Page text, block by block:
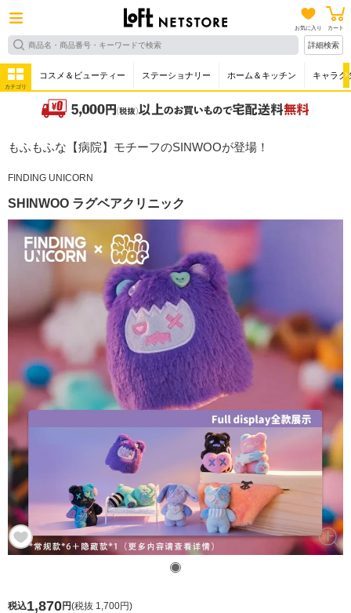
お気に入り カート
詳細検索
カテゴリ
コスメ＆ビューティー ステーショナリー ホーム＆キッチン キャラク
もふもふな【病院】モチーフのSINWOOが登場！
FINDING UNICORN
SHINWOO ラグベアクリニック
税込1,870円(税抜 1,700円)